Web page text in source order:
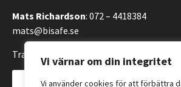
Vi värnar om din integritet
Vi använder cookies för att förbättra
Mats Richardson: 072 – 4418384
mats@bisafe.se
Transportvägen 14, 246 42
Kontakta oss